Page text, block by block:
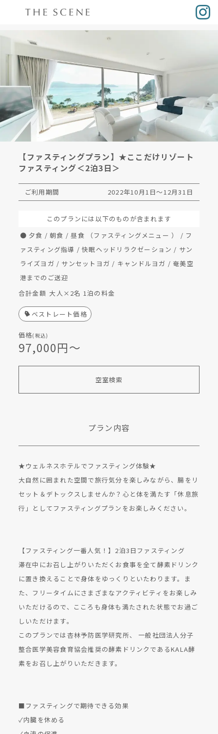
【ファスティングプラン】★ここだけリゾート
ファスティング＜2泊3日＞
ご利用期間 2022年10月1日～12月31日
このプランには以下のものが含まれます
● 夕食 / 朝食 / 昼食 （ファスティングメニュー ） / フ
ァスティング指導 / 快眠ヘッドリラクゼーション / サン
ライズヨガ / サンセットヨガ / キャンドルヨガ / 奄美空
港までのご送迎
合計金額 大人×2名 1泊の料金
ベストレート価格
価格(税込)
97,000円〜
空室検索
プラン内容
★ウェルネスホテルでファスティング体験★
大自然に囲まれた空間で旅行気分を楽しみながら、腸をリ
セット＆デトックスしませんか？心と体を満たす「休息旅
行」としてファスティングプランをお楽しみください。
【ファスティング一番人気！】2泊3日ファスティング
滞在中にお召し上がりいただくお食事を全て酵素ドリンク
に置き換えることで身体をゆっくりといたわります。ま
た、フリータイムにさまざまなアクティビティをお楽しみ
いただけるので、こころも身体も満たされた状態でお過ご
しいただけます。
このプランでは杏林予防医学研究所、 一般社団法人分子
整合医学美容食育協会推奨の酵素ドリンクであるKALA酵
素をお召し上がりいただきます。
■ファスティングで期待できる効果
✓内臓を休める